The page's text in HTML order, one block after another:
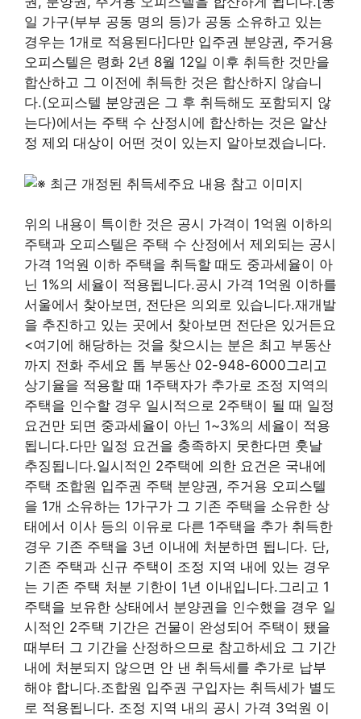
일 가구(부부 공동 명의 등)가 공동 소유하고 있는
경우는 1개로 적용된다]다만 입주권 분양권, 주거용
오피스텔은 령화 2년 8월 12일 이후 취득한 것만을
합산하고 그 이전에 취득한 것은 합산하지 않습니
다.(오피스텔 분양권은 그 후 취득해도 포함되지 않
는다)에서는 주택 수 산정시에 합산하는 것은 알산
정 제외 대상이 어떤 것이 있는지 알아보겠습니다.
위의 내용이 특이한 것은 공시 가격이 1억원 이하의
주택과 오피스텔은 주택 수 산정에서 제외되는 공시
가격 1억원 이하 주택을 취득할 때도 중과세율이 아
닌 1%의 세율이 적용됩니다.공시 가격 1억원 이하를
서울에서 찾아보면, 전단은 의외로 있습니다.재개발
을 추진하고 있는 곳에서 찾아보면 전단은 있거든요
<여기에 해당하는 것을 찾으시는 분은 최고 부동산
까지 전화 주세요 톱 부동산 02-948-6000그리고
상기율을 적용할 때 1주택자가 추가로 조정 지역의
주택을 인수할 경우 일시적으로 2주택이 될 때 일정
요건만 되면 중과세율이 아닌 1~3%의 세율이 적용
됩니다.다만 일정 요건을 충족하지 못한다면 훗날
추징됩니다.일시적인 2주택에 의한 요건은 국내에
주택 조합원 입주권 주택 분양권, 주거용 오피스텔
을 1개 소유하는 1가구가 그 기존 주택을 소유한 상
태에서 이사 등의 이유로 다른 1주택을 추가 취득한
경우 기존 주택을 3년 이내에 처분하면 됩니다. 단,
기존 주택과 신규 주택이 조정 지역 내에 있는 경우
는 기존 주택 처분 기한이 1년 이내입니다.그리고 1
주택을 보유한 상태에서 분양권을 인수했을 경우 일
시적인 2주택 기간은 건물이 완성되어 주택이 됐을
때부터 그 기간을 산정하으므로 참고하세요 그 기간
내에 처분되지 않으면 안 낸 취득세를 추가로 납부
해야 합니다.조합원 입주권 구입자는 취득세가 별도
로 적용됩니다. 조정 지역 내의 공시 가격 3억원 이